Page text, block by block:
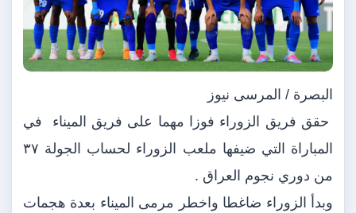
البصرة / المرسى نيوز
حقق فريق الزوراء فوزا مهما على فريق الميناء في
المباراة التي ضيفها ملعب الزوراء لحساب الجولة ٣٧
من دوري نجوم العراق .
وبدأ الزوراء ضاغطا واخطر مرمى الميناء بعدة هجمات